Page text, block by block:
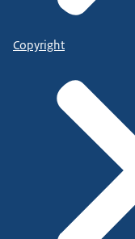
Copyright